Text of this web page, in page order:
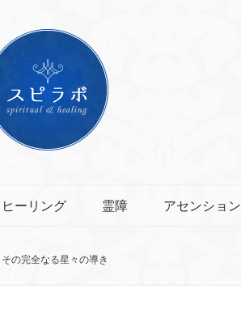
ヒーリング 霊障 アセンション
の完全なる星々の導き